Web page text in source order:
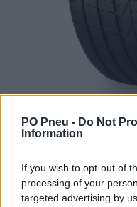
PO Pneu - Do Not
Information
If you wish to opt-out of
processing of your
targeted advertising by